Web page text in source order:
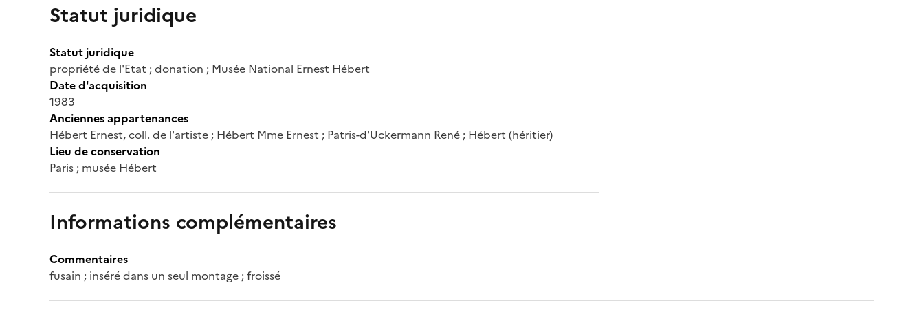
Statut juridique
Statut juridique
propriété de l'Etat ; donation ; Musée National Ernest Hébert
Date d'acquisition
1983
Anciennes appartenances
Hébert Ernest, coll. de l'artiste ; Hébert Mme Ernest ; Patris-d'Uckermann René ; Hébert (héritier)
Lieu de conservation
Paris ; musée Hébert
Informations complémentaires
Commentaires
fusain ; inséré dans un seul montage ; froissé